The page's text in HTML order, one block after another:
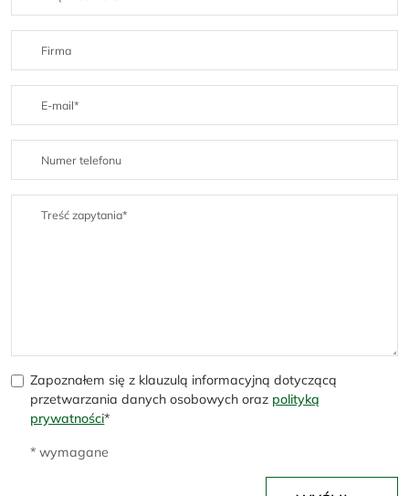
Zapoznałem się z klauzulą informacyjną dotyczącą
przetwarzania danych osobowych oraz polityką
prywatności*
* wymagane